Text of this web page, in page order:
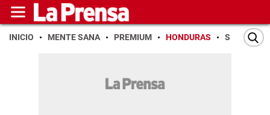
INICIO MENTE SANA PREMIUM HONDURAS SAN PEDRO